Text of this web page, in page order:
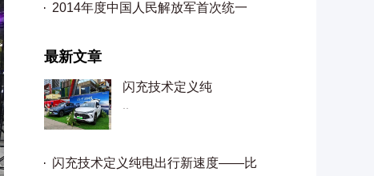
2014年度中国人民解放军首次统一
最新文章
闪充技术定义纯
闪充技术定义纯电出行新速度——比